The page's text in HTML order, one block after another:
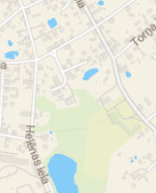
apkures katli
gāzes
ūdens sildītāji
siltumnesēji
vara caurules
caurules
skeptiķi